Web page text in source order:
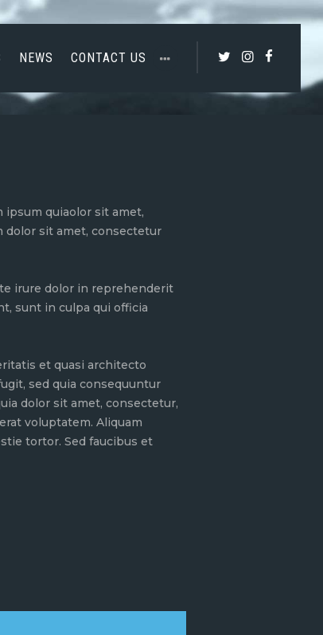
NEWS CONTACT US
ipsum quiaolor sit amet,
dolor sit amet, consectetur
irure dolor in reprehenderit
sunt in culpa qui officia
et quasi architecto
sed quia consequuntur
dolor sit amet, consectetur,
voluptatem. Aliquam
tortor. Sed faucibus et